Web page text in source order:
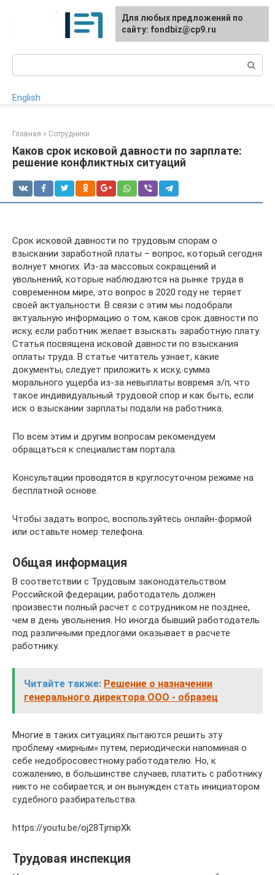
English
Главная » Сотрудники
Каков срок исковой давности по зарплате:
решение конфликтных ситуаций
Срок исковой давности по трудовым спорам о
взыскании заработной платы – вопрос, который сегодня
волнует многих. Из-за массовых сокращений и
увольнений, которые наблюдаются на рынке труда в
современном мире, это вопрос в 2020 году не теряет
своей актуальности. В связи с этим мы подобрали
актуальную информацию о том, каков срок давности по
иску, если работник желает взыскать заработную плату.
Статья посвящена исковой давности по взыскания
оплаты труда. В статье читатель узнает, какие
документы, следует приложить к иску, сумма
морального ущерба из-за невыплаты вовремя з/п, что
такое индивидуальный трудовой спор и как быть, если
иск о взыскании зарплаты подали на работника.
По всем этим и другим вопросам рекомендуем
обращаться к специалистам портала.
Консультации проводятся в круглосуточном режиме на
бесплатной основе.
Чтобы задать вопрос, воспользуйтесь онлайн-формой
или оставьте номер телефона.
Общая информация
В соответствии с Трудовым законодательством
Российской федерации, работодатель должен
произвести полный расчет с сотрудником не позднее,
чем в день увольнения. Но иногда бывший работодатель
под различными предлогами оказывает в расчете
работнику.
Читайте также: Решение о назначении
генерального директора ООО - образец
Многие в таких ситуациях пытаются решить эту
проблему «мирным» путем, периодически напоминая о
себе недобросовестному работодателю. Но, к
сожалению, в большинстве случаев, платить с работнику
никто не собирается, и он вынужден стать инициатором
судебного разбирательства.
https://youtu.be/oj28TjmipXk
Трудовая инспекция
Для любых предложений по
сайту: fondbiz@cp9.ru